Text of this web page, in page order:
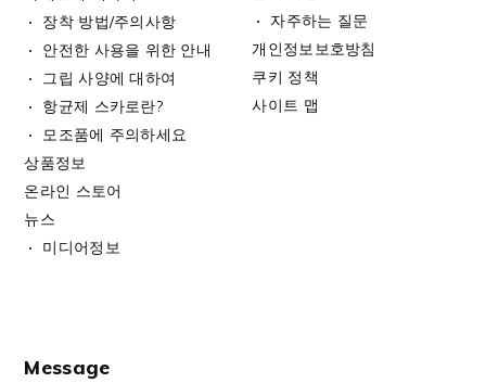
장착 방법/주의사항
안전한 사용을 위한 안내
그립 사양에 대하여
항균제 스카로란?
모조품에 주의하세요
상품정보
온라인 스토어
뉴스
미디어정보
자주하는 질문
개인정보보호방침
쿠키 정책
사이트 맵
Message